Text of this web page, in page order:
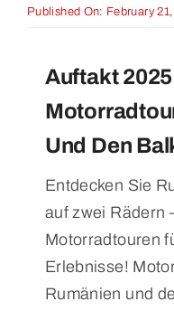
Published On: February
Auftakt
Und Den
Entdecken Sie
auf zwei Rädern
Motorradtouren
Erlebnisse!
Rumänien und